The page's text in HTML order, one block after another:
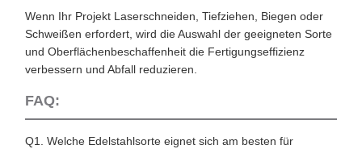
Wenn Ihr Projekt Laserschneiden, Tiefziehen, Biegen oder
Schweißen erfordert, wird die Auswahl der geeigneten Sorte
und Oberflächenbeschaffenheit die Fertigungseffizienz
verbessern und Abfall reduzieren.
FAQ:
Q1. Welche Edelstahlsorte eignet sich am besten für